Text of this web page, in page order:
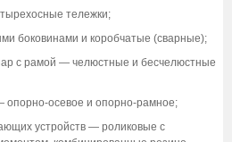
тележки;
боковинами и коробчатые (сварные);
с рамой — челюстные и бесчелюстные
осевое и опорно-рамное;
устройств — роликовые с